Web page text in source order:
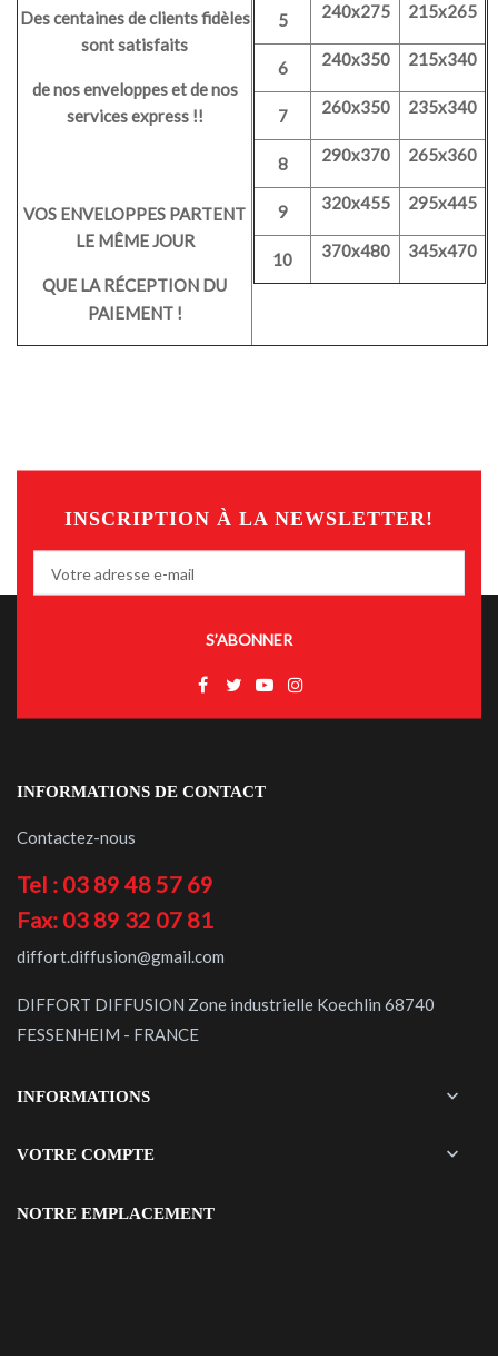
Des centaines de clients fidèles
sont satisfaits
de nos enveloppes et de nos
services express !!
VOS ENVELOPPES PARTENT
LE MÊME JOUR
QUE LA RÉCEPTION DU
PAIEMENT !
5 240x275 215x265
6 240x350 215x340
7 260x350 235x340
8 290x370 265x360
9 320x455 295x445
10 370x480 345x470
INSCRIPTION À LA NEWSLETTER!
S’ABONNER
INFORMATIONS DE CONTACT
Contactez-nous
Tel : 03 89 48 57 69
Fax: 03 89 32 07 81
diffort.diffusion@gmail.com
DIFFORT DIFFUSION Zone industrielle Koechlin 68740
FESSENHEIM - FRANCE
INFORMATIONS 
VOTRE COMPTE 
NOTRE EMPLACEMENT